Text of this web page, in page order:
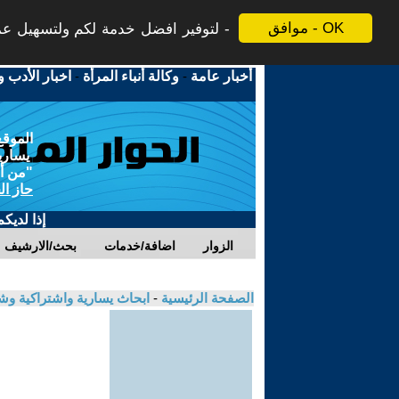
موافق - OK لتوفير افضل خدمة لكم ولتسهيل
أخبار عامة -وكالة أنباء المرأة - اخبار الأدب
"من
حاز
إذا
بحث/الارشيف اضافة/خدمات الزوار
الصفحة الرئيسية - ابحاث يسارية واشتراكية